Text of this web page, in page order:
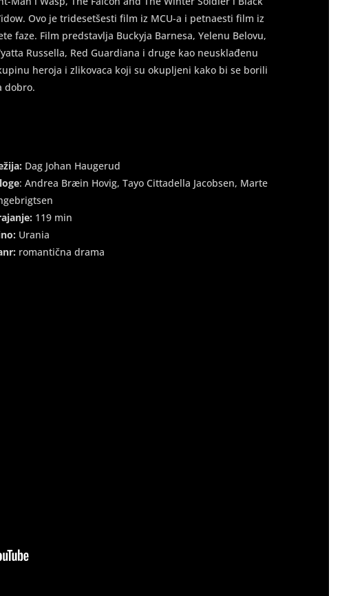
Ovo je tridesetšesti film iz MCU-a i petnaesti film iz
faze. Film predstavlja Buckyja Barnesa, Yelenu Belovu,
Russella, Red Guardiana i druge kao neusklađenu
heroja i zlikovaca koji su okupljeni kako bi se borili
dobro.
Dag Johan Haugerud
: Andrea Bræin Hovig, Tayo Cittadella Jacobsen, Marte
119 min
Urania
romantična drama